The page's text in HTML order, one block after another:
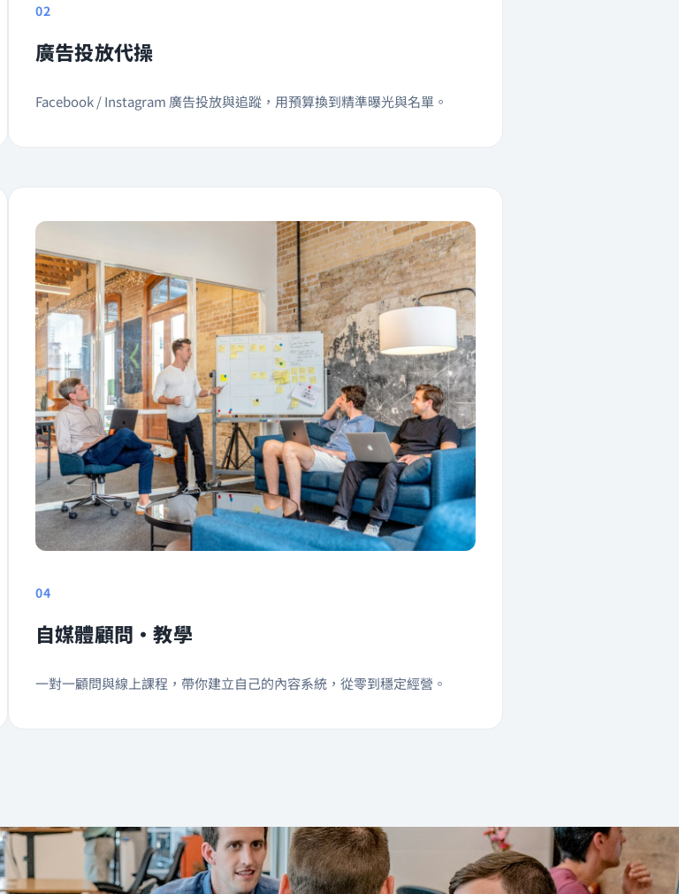
02
廣告投放代操
Facebook / Instagram 廣告投放與追蹤，用預算換到精準曝光與名單。
04
自媒體顧問・教學
一對一顧問與線上課程，帶你建立自己的內容系統，從零到穩定經營。